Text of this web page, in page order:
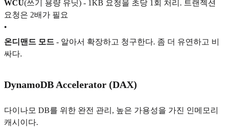
WCU(쓰기 용량 유닛) - 1KB 요청을 초당 1회 처리. 트랜젝션
요청은 2배가 필요
•
온디맨드 모드 - 알아서 확장하고 청구한다. 좀 더 유연하고 비
싸다.
DynamoDB Accelerator (DAX)
다이나모 DB를 위한 완전 관리, 높은 가용성을 가진 인메모리
캐시이다.